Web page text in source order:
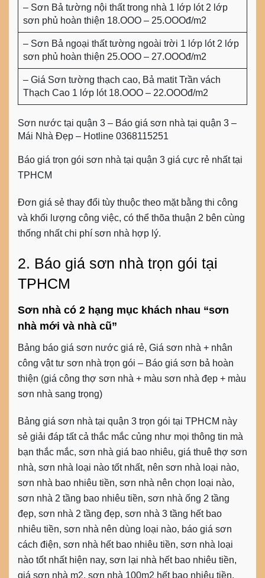
– Sơn Bả tường nội thất trong nhà 1 lớp lót 2 lớp
sơn phủ hoàn thiện 18.OOO – 25.OOOđ/m2
– Sơn Bả ngoại thất tường ngoài trời 1 lớp lót 2 lớp
sơn phủ hoàn thiện 25.OOO – 27.OOOđ/m2
– Giá Sơn tường thạch cao, Bả matit Trần vách
Thạch Cao 1 lớp lót 18.OOO – 22.OOOđ/m2
Sơn nước tại quận 3 – Báo giá sơn nhà tại quận 3 –
Mái Nhà Đẹp – Hotline 0368115251
Báo giá trọn gói sơn nhà tại quận 3 giá cực rẻ nhất tại
TPHCM
Đơn giá sẻ thay đổi tùy thuộc theo mặt bằng thi công
và khối lượng công việc, có thể thõa thuận 2 bên cùng
thống nhất chi phí sơn nhà hợp lý.
2. Báo giá sơn nhà trọn gói tại
TPHCM
Sơn nhà có 2 hạng mục khách nhau “sơn
nhà mới và nhà cũ”
Bảng báo giá sơn nước giá rẻ, Giá sơn nhà + nhân
công vật tư sơn nhà trọn gói – Báo giá sơn bả hoàn
thiện (giá công thợ sơn nhà + màu sơn nhà đẹp + màu
sơn nhà sang trọng)
Bảng giá sơn nhà tại quận 3 trọn gói tại TPHCM này
sẻ giải đáp tất cả thắc mắc củng như mọi thông tin mà
bạn thắc mắc, sơn nhà giá bao nhiêu, giá thuê thợ sơn
nhà, sơn nhà loại nào tốt nhất, nên sơn nhà loại nào,
sơn nhà bao nhiêu tiền, sơn nhà nên chọn loại nào,
sơn nhà 2 tầng bao nhiêu tiền, sơn nhà ống 2 tầng
đẹp, sơn nhà 2 tầng đẹp, sơn nhà 3 tầng hết bao
nhiêu tiền, sơn nhà nên dùng loại nào, báo giá sơn
cách điện, sơn nhà hết bao nhiêu tiền, sơn nhà loại
nào tốt nhất hiện nay, sơn lại nhà hết bao nhiêu tiền,
giá sơn nhà m2, sơn nhà 100m2 hết bao nhiêu tiền,